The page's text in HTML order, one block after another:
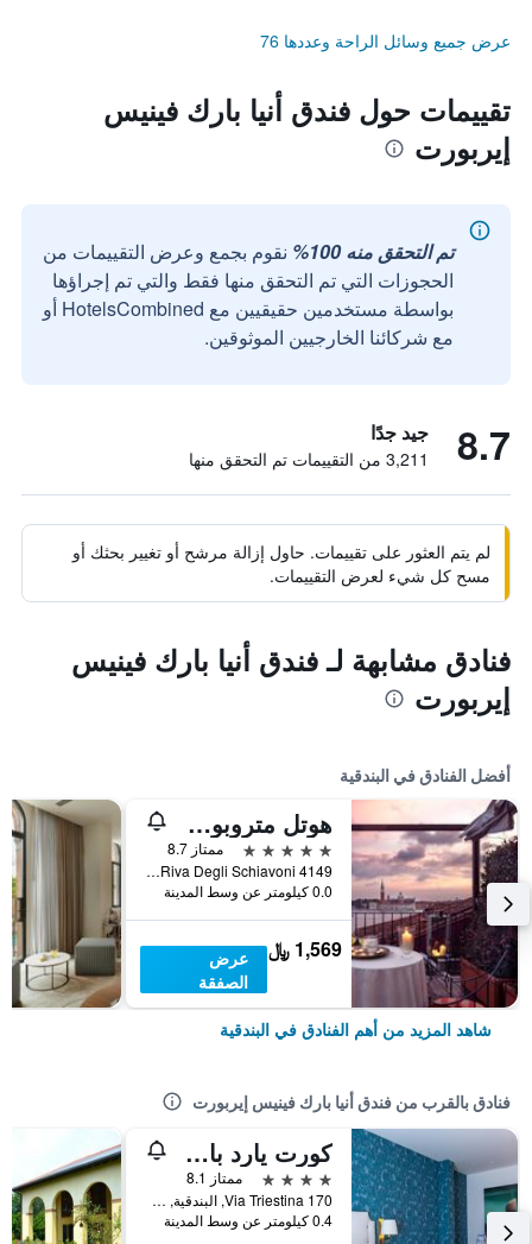
عرض جميع وسائل الراحة وعددها 76
تقييمات حول فندق أنيا بارك فينيس
إيربورت
تم التحقق منه 100%
نقوم بجمع وعرض التقييمات من
الحجوزات التي تم التحقق منها فقط والتي تم إجراؤها
بواسطة مستخدمين حقيقيين مع HotelsCombined أو
مع شركائنا الخارجيين الموثوقين.
8.7 جيد جدًا
3,211 من التقييمات تم التحقق منها
لم يتم العثور على تقييمات. حاول إزالة مرشح أو تغيير بحثك أو
مسح كل شيء لعرض التقييمات.
فنادق مشابهة لـ فندق أنيا بارك فينيس
إيربورت
أفضل الفنادق في البندقية
هوتل متروبول فينيتسيا
5 نجوم
ممتاز 8.7
Riva Degli Schiavoni 4149, البندقية, فينيتو, إيطاليا
0.0 كيلومتر عن وسط المدينة
1,569 ﷼
عرض
الصفقة
شاهد المزيد من أهم الفنادق في البندقية
فنادق بالقرب من فندق أنيا بارك فينيس إيربورت
كورت يارد باي ماريوت فينيس إيربورت
4 نجوم
ممتاز 8.1
Via Triestina 170, البندقية, فينيتو, إيطاليا
0.4 كيلومتر عن وسط المدينة